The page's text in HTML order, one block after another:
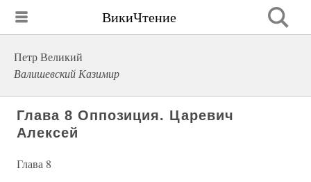
ВикиЧтение
Петр Великий
Валишевский Казимир
Глава 8 Оппозиция. Царевич
Алексей
Глава 8